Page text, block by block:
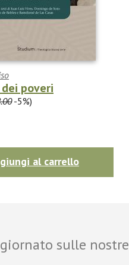
poveri
-5%)
al carrello
sulle nostre